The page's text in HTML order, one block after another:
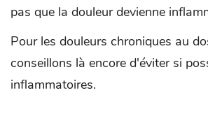
pas que la douleur devienne
Pour les douleurs chroniques au
conseillons là encore d'éviter si
inflammatoires.